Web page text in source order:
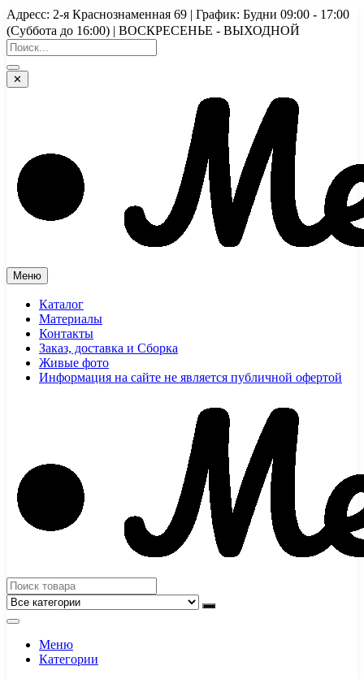
Перейти
к
содержимому
Адресс: 2-я Краснознаменная 69 | График: Будни 09:00 - 17:00
(Суббота до 16:00) | ВОСКРЕСЕНЬЕ - ВЫХОДНОЙ
✕
Меню
Каталог
Материалы
Контакты
Заказ, доставка и Сборка
Живые фото
Информация на сайте не является публичной офертой
Меню
Категории